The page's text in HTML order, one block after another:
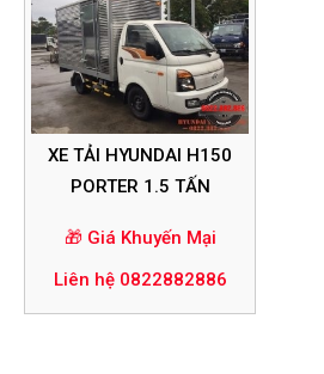
XE TẢI HYUNDAI H150
PORTER 1.5 TẤN
🎁 Giá Khuyến Mại
Liên hệ 0822882886